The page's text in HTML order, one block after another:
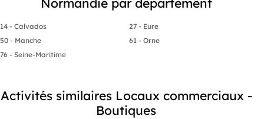
14 - Calvados
27 - Eure
50 - Manche
61 - Orne
76 - Seine-Maritime
Activités similaires Locaux commerciaux -
Boutiques